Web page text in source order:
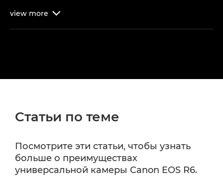
view more 
Cтатьи по теме
Посмотрите эти статьи, чтобы узнать
больше о преимуществах
универсальной камеры Canon EOS R6.